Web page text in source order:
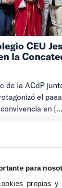
para
propias
CEU
la
de la ACdP
el
en
2 3 ... 18